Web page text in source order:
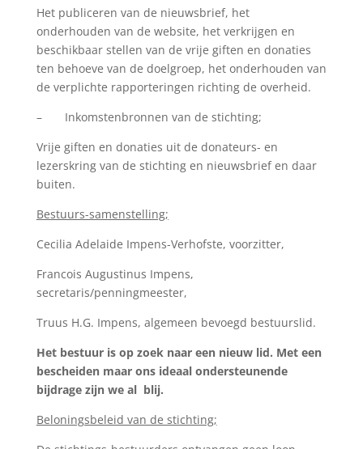
Het publiceren van de nieuwsbrief, het
onderhouden van de website, het verkrijgen en
beschikbaar stellen van de vrije giften en donaties
ten behoeve van de doelgroep, het onderhouden van
de verplichte rapporteringen richting de overheid.
– Inkomstenbronnen van de stichting;
Vrije giften en donaties uit de donateurs- en
lezerskring van de stichting en nieuwsbrief en daar
buiten.
Bestuurs-samenstelling;
Cecilia Adelaide Impens-Verhofste, voorzitter,
Francois Augustinus Impens,
secretaris/penningmeester,
Truus H.G. Impens, algemeen bevoegd bestuurslid.
Het bestuur is op zoek naar een nieuw lid. Met een
bescheiden maar ons ideaal ondersteunende
bijdrage zijn we al blij.
Beloningsbeleid van de stichting;